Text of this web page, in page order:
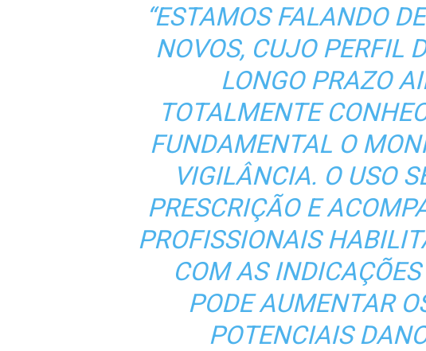
“ESTAMOS FALANDO
NOVOS, CUJO PERFIL
LONGO PRAZO
TOTALMENTE
FUNDAMENTAL O
VIGILÂNCIA. O USO
PRESCRIÇÃO E
PROFISSIONAIS
COM AS
PODE AUMENTAR
POTENCIAIS